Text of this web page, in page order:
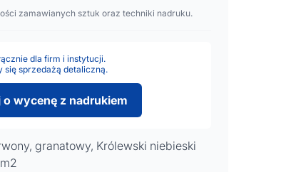
zamawianych sztuk oraz techniki nadruku.
dla firm i instytucji.
się sprzedażą detaliczną.
wycenę z nadrukiem
granatowy, Królewski niebieski